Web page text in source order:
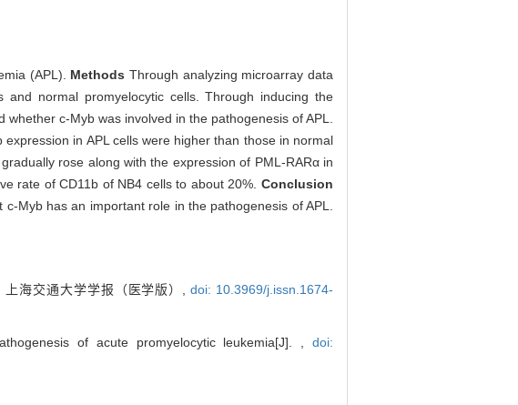
(APL). MethodsThrough analyzing microarray data
normal promyelocytic cells. Through inducing the
c-Myb was involved in the pathogenesis of APL.
expression in APL cells were higher than those in normal
rose along with the expression of PML-RARα in
rate of CD11b of NB4 cells to about 20%. Conclusion
Myb has an important role in the pathogenesis of APL.
上海交通大学学报（医学版）,doi: 10.3969/j.issn.1674-
of acute promyelocytic leukemia[J]. , doi: